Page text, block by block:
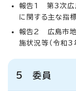
報告1 第3次広
に関する主な指
報告2 広島市地
施状況等（令和3
5 委員